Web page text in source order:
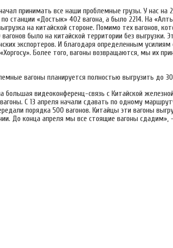
принимать все наши проблемные грузы. У нас на
станции «Достык» 402 вагона, а было 2214. На
на китайской стороне. Помимо тех вагонов,
было на китайской территории без выгрузки.
экспортеров. И благодаря определенным
Более того, вагоны возвращаются, мы их
вагоны планируется полностью выгрузить до
большая видеоконференц-связь с Китайской
С 13 апреля начали сдавать по одному
порядка 500 вагонов. Китайцы эти вагоны
До конца апреля мы все стоящие вагоны сдадим»,